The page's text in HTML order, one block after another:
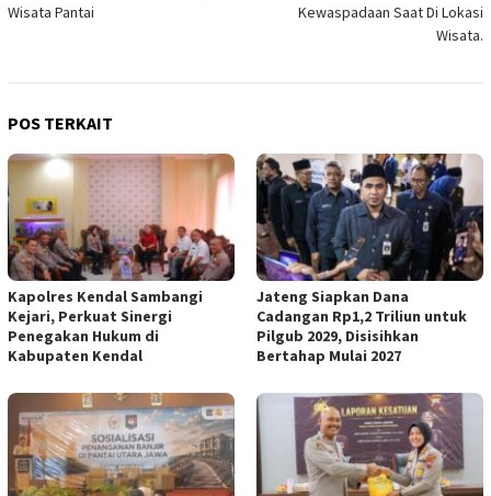
Wisata Pantai
Kewaspadaan Saat Di Lokasi
Wisata.
POS TERKAIT
Kapolres Kendal Sambangi
Kejari, Perkuat Sinergi
Penegakan Hukum di
Kabupaten Kendal
Jateng Siapkan Dana
Cadangan Rp1,2 Triliun untuk
Pilgub 2029, Disisihkan
Bertahap Mulai 2027